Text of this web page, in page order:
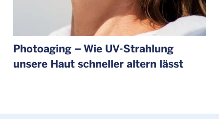
Photoaging – Wie UV-Strahlung
unsere Haut schneller altern lässt